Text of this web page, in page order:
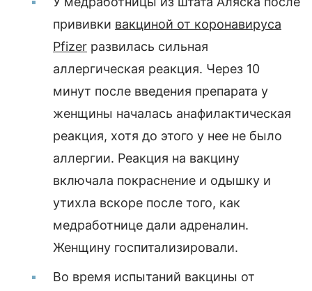
прививки вакциной от коронавируса
Pfizer развилась сильная
аллергическая реакция. Через 10
минут после введения препарата у
женщины началась анафилактическая
реакция, хотя до этого у нее не было
аллергии. Реакция на вакцину
включала покраснение и одышку и
утихла вскоре после того, как
медработнице дали адреналин.
Женщину госпитализировали.
Во время испытаний вакцины от